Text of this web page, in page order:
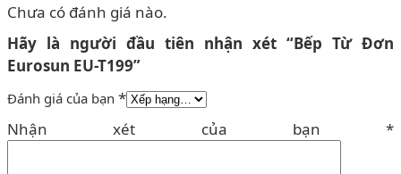
Chưa có đánh giá nào.
Hãy là người đầu tiên nhận xét “Bếp Từ Đơn
Eurosun EU-T199”
Đánh giá của bạn *
Nhận xét của bạn *